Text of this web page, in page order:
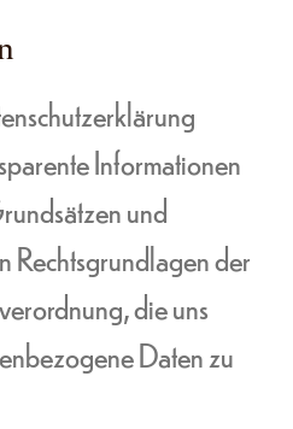
Informationen
und
Rechtsgrundlagen der
die uns
Daten zu